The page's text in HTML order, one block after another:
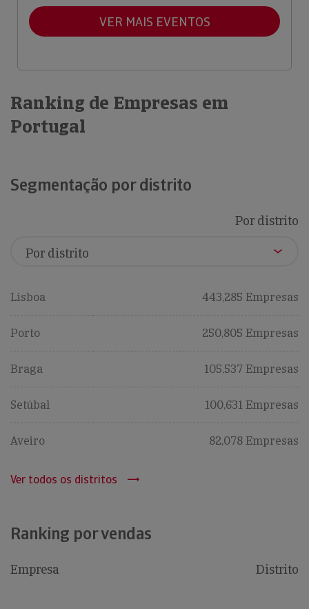
VER MAIS EVENTOS
Ranking de Empresas em
Portugal
Segmentação por distrito
Por distrito
Lisboa 443,285 Empresas
Porto 250,805 Empresas
Braga 105,537 Empresas
Setúbal 100,631 Empresas
Aveiro 82,078 Empresas
Ver todos os distritos
Ranking por vendas
Empresa Distrito